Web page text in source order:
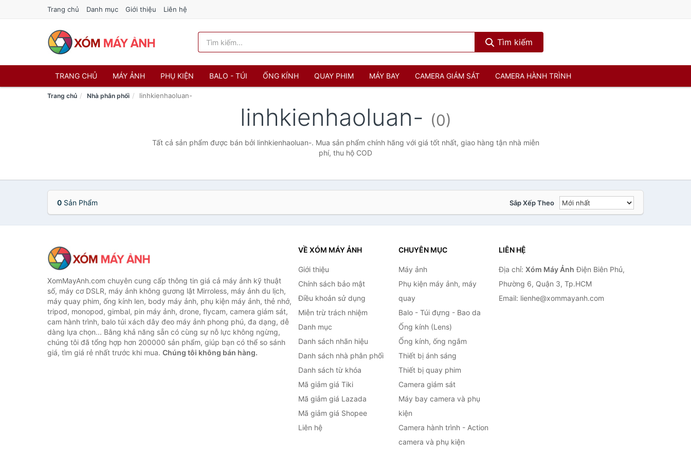
Trang chủ Danh mục Giới thiệu Liên hệ
Tìm kiếm
TRANG CHỦ MÁY ẢNH PHỤ KIỆN BALO - TÚI ỐNG KÍNH QUAY PHIM MÁY BAY CAMERA GIÁM SÁT CAMERA HÀNH TRÌNH
Trang chủ Nhà phân phối linhkienhaoluan-
linhkienhaoluan- (0)
Tất cả sản phẩm được bán bởi linhkienhaoluan-. Mua sản phẩm chính hãng với giá tốt nhất, giao hàng tận nhà miễn
phí, thu hộ COD
0 Sản Phẩm Sắp Xếp Theo
XomMayAnh.com chuyên cung cấp thông tin giá cả máy ảnh kỹ thuật
số, máy cơ DSLR, máy ảnh không gương lật Mirroless, máy ảnh du lịch,
máy quay phim, ống kính len, body máy ảnh, phụ kiện máy ảnh, thẻ nhớ,
tripod, monopod, gimbal, pin máy ảnh, drone, flycam, camera giám sát,
cam hành trình, balo túi xách dây đeo máy ảnh phong phú, đa dạng, dễ
dàng lựa chọn... Bằng khả năng sẵn có cùng sự nỗ lực không ngừng,
chúng tôi đã tổng hợp hơn 200000 sản phẩm, giúp bạn có thể so sánh
giá, tìm giá rẻ nhất trước khi mua. Chúng tôi không bán hàng.
VỀ XÓM MÁY ẢNH
Giới thiệu
Chính sách bảo mật
Điều khoản sử dụng
Miễn trừ trách nhiệm
Danh mục
Danh sách nhãn hiệu
Danh sách nhà phân phối
Danh sách từ khóa
Mã giảm giá Tiki
Mã giảm giá Lazada
Mã giảm giá Shopee
Liên hệ
CHUYÊN MỤC
Máy ảnh
Phụ kiện máy ảnh, máy
quay
Balo - Túi đựng - Bao da
Ống kính (Lens)
Ống kính, ống ngắm
Thiết bị ánh sáng
Thiết bị quay phim
Camera giám sát
Máy bay camera và phụ
kiện
Camera hành trình - Action
camera và phụ kiện
LIÊN HỆ
Địa chỉ: Xóm Máy Ảnh Điện Biên Phủ,
Phường 6, Quận 3, Tp.HCM
Email: lienhe@xommayanh.com